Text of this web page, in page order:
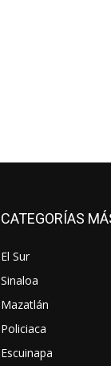
CATEGORÍAS
El Sur
Sinaloa
Mazatlán
Policiaca
Escuinapa